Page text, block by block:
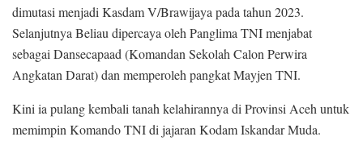
dimutasi menjadi Kasdam V/Brawijaya pada tahun 2023.
Selanjutnya Beliau dipercaya oleh Panglima TNI menjabat
sebagai Dansecapaad (Komandan Sekolah Calon Perwira
Angkatan Darat) dan memperoleh pangkat Mayjen TNI.
Kini ia pulang kembali tanah kelahirannya di Provinsi Aceh untuk
memimpin Komando TNI di jajaran Kodam Iskandar Muda.